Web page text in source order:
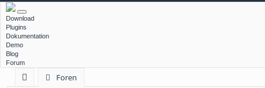
Download
Plugins
Dokumentation
Demo
Blog
Forum
Foren